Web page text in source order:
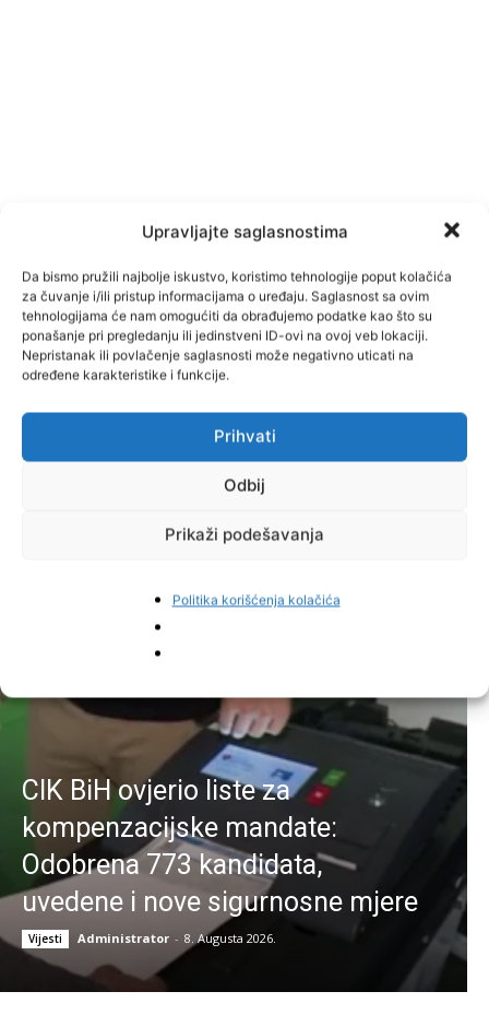
Upravljajte saglasnostima
Da bismo pružili najbolje iskustvo, koristimo tehnologije poput kolačića
za čuvanje i/ili pristup informacijama o uređaju. Saglasnost sa ovim
tehnologijama će nam omogućiti da obrađujemo podatke kao što su
ponašanje pri pregledanju ili jedinstveni ID-ovi na ovoj veb lokaciji.
Nepristanak ili povlačenje saglasnosti može negativno uticati na
određene karakteristike i funkcije.
Prihvati
Odbij
Prikaži podešavanja
Politika korišćenja kolačića
Pinterest
Najnovije vijesti
CIK BiH ovjerio liste za
kompenzacijske mandate:
Odobrena 773 kandidata,
uvedene i nove sigurnosne mjere
Vijesti Administrator - 8. Augusta 2026.